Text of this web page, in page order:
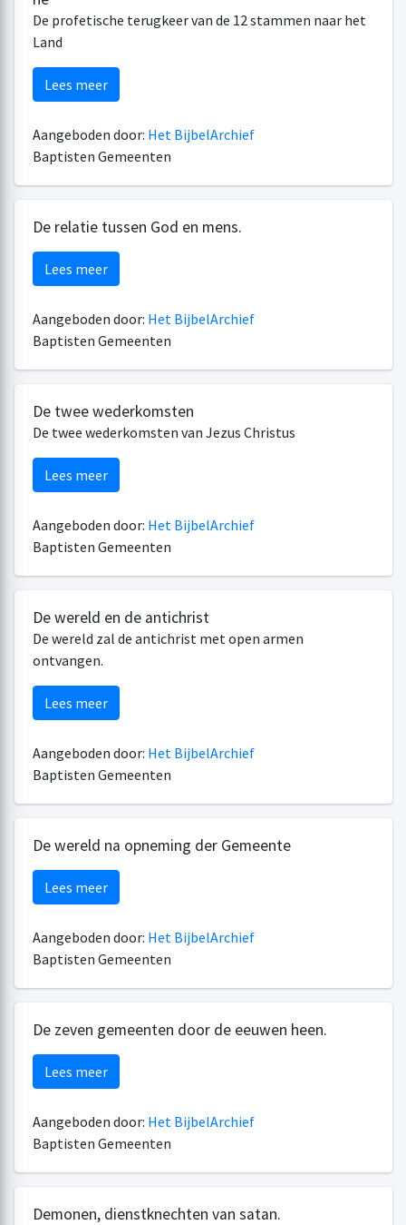
De profetische terugkeer van de 12 stammen naar het
Land
Lees meer
Aangeboden door: Het BijbelArchief
Baptisten Gemeenten
De relatie tussen God en mens.
Lees meer
Aangeboden door: Het BijbelArchief
Baptisten Gemeenten
De twee wederkomsten
De twee wederkomsten van Jezus Christus
Lees meer
Aangeboden door: Het BijbelArchief
Baptisten Gemeenten
De wereld en de antichrist
De wereld zal de antichrist met open armen
ontvangen.
Lees meer
Aangeboden door: Het BijbelArchief
Baptisten Gemeenten
De wereld na opneming der Gemeente
Lees meer
Aangeboden door: Het BijbelArchief
Baptisten Gemeenten
De zeven gemeenten door de eeuwen heen.
Lees meer
Aangeboden door: Het BijbelArchief
Baptisten Gemeenten
Demonen, dienstknechten van satan.